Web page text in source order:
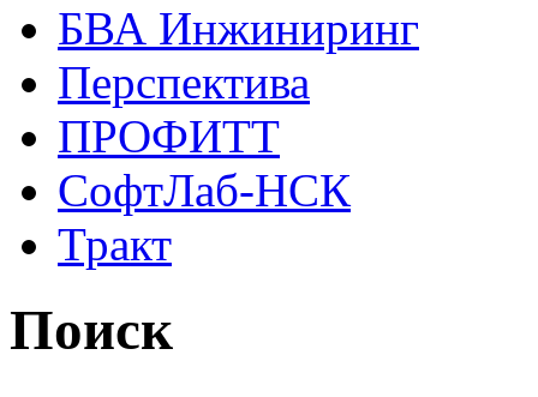
БВА Инжиниринг
Перспектива
ПРОФИТТ
СофтЛаб-НСК
Тракт
Поиск